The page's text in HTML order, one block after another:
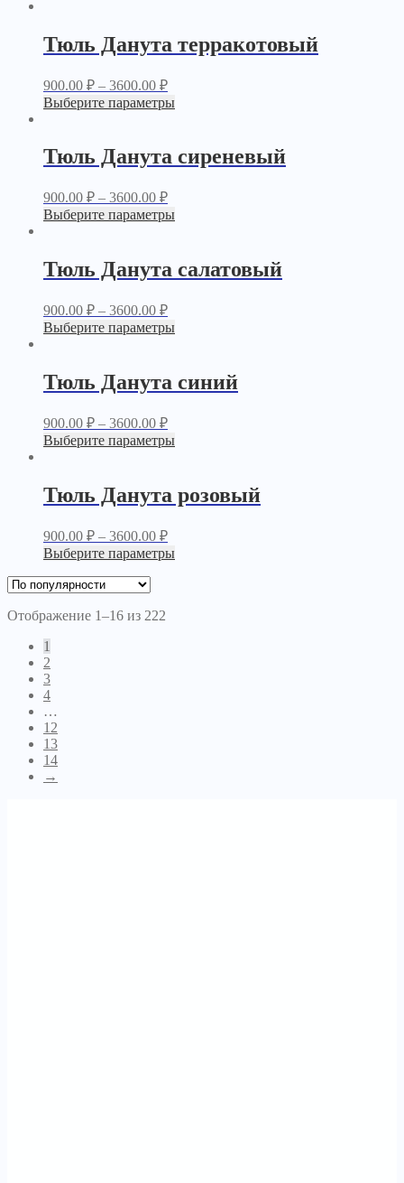
Тюль Данута терракотовый
900.00 ₽ – 3600.00 ₽
Выберите параметры
Тюль Данута сиреневый
900.00 ₽ – 3600.00 ₽
Выберите параметры
Тюль Данута салатовый
900.00 ₽ – 3600.00 ₽
Выберите параметры
Тюль Данута синий
900.00 ₽ – 3600.00 ₽
Выберите параметры
Тюль Данута розовый
900.00 ₽ – 3600.00 ₽
Выберите параметры
Отображение 1–16 из 222
1
2
3
4
…
12
13
14
→